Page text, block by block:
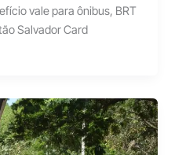
vale para ônibus, BRT
Salvador Card